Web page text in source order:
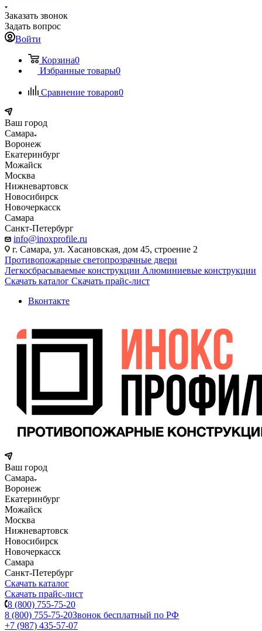
Заказать звонок
Задать вопрос
Войти
Корзина0
Избранные товары0
Сравнение товаров0
Ваш город
Самара
Воронеж
Екатеринбург
Можайск
Москва
Нижневартовск
Новосибирск
Новочеркасск
Самара
Санкт-Петербург
info@inoxprofile.ru
г. Самара, ул. Хасановская, дом 45, строение 2
Противопожарные светопрозрачные двери
Легкосбрасываемые конструкции Алюминиевые конструкции
Скачать каталог Скачать прайс-лист
Вконтакте
Ваш город
Самара
Воронеж
Екатеринбург
Можайск
Москва
Нижневартовск
Новосибирск
Новочеркасск
Самара
Санкт-Петербург
Скачать каталог
Скачать прайс-лист
8 (800) 755-75-20
8 (800) 755-75-20Звонок бесплатный по РФ
+7 (987) 435-57-07